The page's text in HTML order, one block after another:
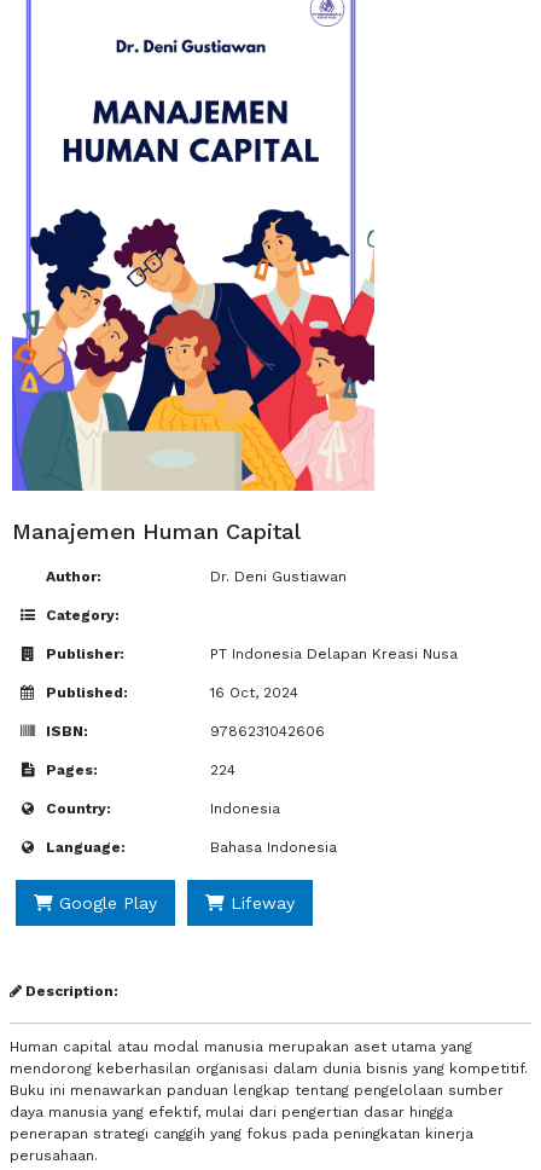
Manajemen Human Capital
Author: Dr. Deni Gustiawan
Category:
Publisher: PT Indonesia Delapan Kreasi Nusa
Published: 16 Oct, 2024
ISBN: 9786231042606
Pages: 224
Country: Indonesia
Language: Bahasa Indonesia
Google Play Lifeway
Description:
Human capital atau modal manusia merupakan aset utama yang
mendorong keberhasilan organisasi dalam dunia bisnis yang kompetitif.
Buku ini menawarkan panduan lengkap tentang pengelolaan sumber
daya manusia yang efektif, mulai dari pengertian dasar hingga
penerapan strategi canggih yang fokus pada peningkatan kinerja
perusahaan.